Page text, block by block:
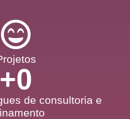
+0
de consultoria e